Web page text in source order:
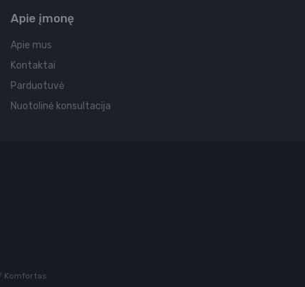
Apie įmonę
Apie mus
Kontaktai
Parduotuvė
Nuotolinė konsultacija
Komfortas